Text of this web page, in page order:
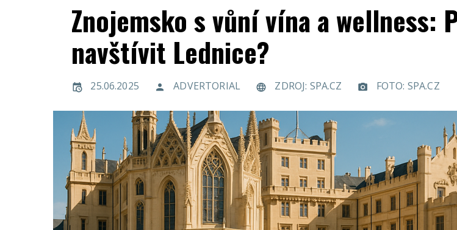
Znojemsko s vůní vína a wellness:
navštívit Lednice?
25.06.2025 ADVERTORIAL ZDROJ: SPA.CZ FOTO: SPA.CZ